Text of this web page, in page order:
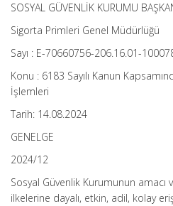
SOSYAL GÜVENLİK KURUMU
Sigorta Primleri Genel Müdürlüğü
Sayı : E-70660756-206.16.01-
Konu : 6183 Sayılı Kanun
İşlemleri
Tarih: 14.08.2024
GENELGE
2024/12
Sosyal Güvenlik Kurumunun amacı
ilkelerine dayalı, etkin, adil, kolay